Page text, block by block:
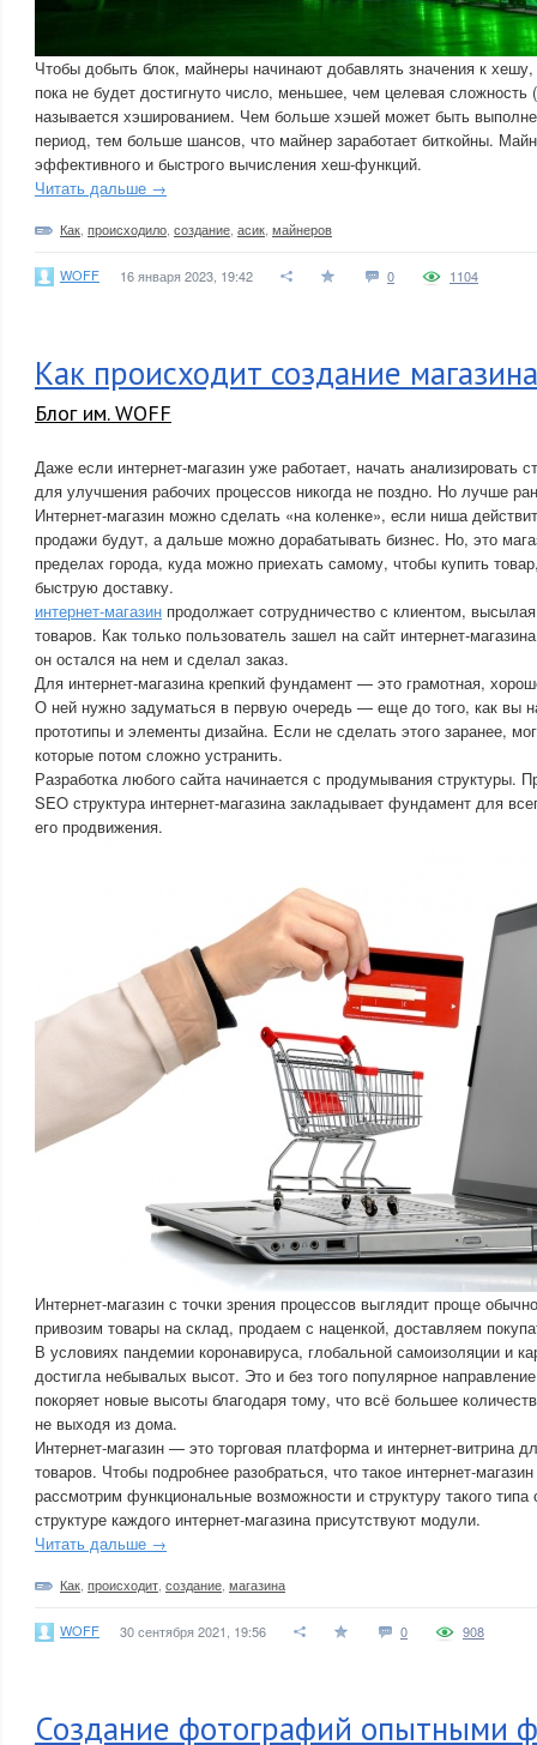
Чтобы добыть блок, майнеры начинают добавлять значения к
пока не будет достигнуто число, меньшее, чем целевая
называется хэшированием. Чем больше хэшей может быть
период, тем больше шансов, что майнер заработает биткойны.
эффективного и быстрого вычисления хеш-функций.
Читать дальше →
Как происходило создание асик майнеров
WOFF 16 января 2023, 19:42 0 1104
Как происходит создание
Блог им. WOFF
Даже если интернет-магазин уже работает, начать анализировать
для улучшения рабочих процессов никогда не поздно. Но лучше
Интернет-магазин можно сделать «на коленке», если ниша
продажи будут, а дальше можно дорабатывать бизнес. Но, это
пределах города, куда можно приехать самому, чтобы купить
быструю доставку.
интернет-магазин продолжает сотрудничество с клиентом,
товаров. Как только пользователь зашел на сайт интернет-
он остался на нем и сделал заказ.
Для интернет-магазина крепкий фундамент — это грамотная,
О ней нужно задуматься в первую очередь — еще до того, как вы
прототипы и элементы дизайна. Если не сделать этого заранее,
которые потом сложно устранить.
Разработка любого сайта начинается с продумывания структуры.
SEO структура интернет-магазина закладывает фундамент для
его продвижения.
Интернет-магазин с точки зрения процессов выглядит проще
привозим товары на склад, продаем с наценкой, доставляем
В условиях пандемии коронавируса, глобальной самоизоляции и
достигла небывалых высот. Это и без того популярное
покоряет новые высоты благодаря тому, что всё большее
не выходя из дома.
Интернет-магазин — это торговая платформа и интернет-витрина
товаров. Чтобы подробнее разобраться, что такое интернет-
рассмотрим функциональные возможности и структуру такого
структуре каждого интернет-магазина присутствуют модули.
Читать дальше →
Как происходит создание магазина
WOFF 30 сентября 2021, 19:56 0 908
Создание фотографий опытными